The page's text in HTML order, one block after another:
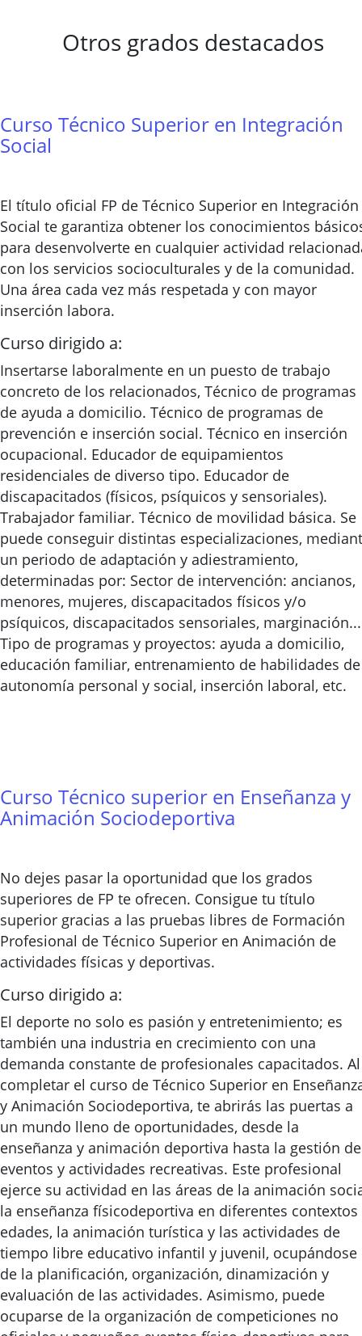
Otros grados destacados
Curso Técnico Superior en Integración
Social
El título oficial FP de Técnico Superior en Integración
Social te garantiza obtener los conocimientos
para desenvolverte en cualquier actividad
con los servicios socioculturales y de la comunidad.
Una área cada vez más respetada y con mayor
inserción labora.
Curso dirigido a:
Insertarse laboralmente en un puesto de trabajo
concreto de los relacionados, Técnico de programas
de ayuda a domicilio. Técnico de programas de
prevención e inserción social. Técnico en inserción
ocupacional. Educador de equipamientos
residenciales de diverso tipo. Educador de
discapacitados (físicos, psíquicos y sensoriales).
Trabajador familiar. Técnico de movilidad básica. Se
puede conseguir distintas especializaciones,
un periodo de adaptación y adiestramiento,
determinadas por: Sector de intervención: ancianos,
menores, mujeres, discapacitados físicos y/o
psíquicos, discapacitados sensoriales, marginación...
Tipo de programas y proyectos: ayuda a domicilio,
educación familiar, entrenamiento de habilidades de
autonomía personal y social, inserción laboral, etc.
Curso Técnico superior en Enseñanza y
Animación Sociodeportiva
No dejes pasar la oportunidad que los grados
superiores de FP te ofrecen. Consigue tu título
superior gracias a las pruebas libres de Formación
Profesional de Técnico Superior en Animación de
actividades físicas y deportivas.
Curso dirigido a:
El deporte no solo es pasión y entretenimiento; es
también una industria en crecimiento con una
demanda constante de profesionales capacitados. Al
completar el curso de Técnico Superior en
y Animación Sociodeportiva, te abrirás las puertas a
un mundo lleno de oportunidades, desde la
enseñanza y animación deportiva hasta la gestión de
eventos y actividades recreativas. Este profesional
ejerce su actividad en las áreas de la animación
la enseñanza físicodeportiva en diferentes contextos
edades, la animación turística y las actividades de
tiempo libre educativo infantil y juvenil, ocupándose
de la planificación, organización, dinamización y
evaluación de las actividades. Asimismo, puede
ocuparse de la organización de competiciones no